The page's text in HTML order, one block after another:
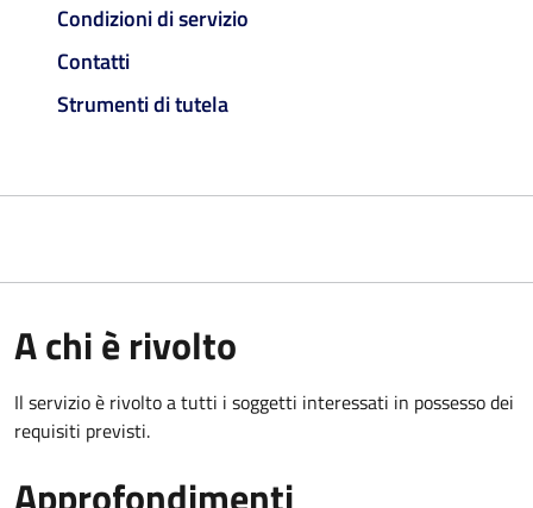
Condizioni di servizio
Contatti
Strumenti di tutela
A chi è rivolto
Il servizio è rivolto a tutti i soggetti interessati in possesso dei
requisiti previsti.